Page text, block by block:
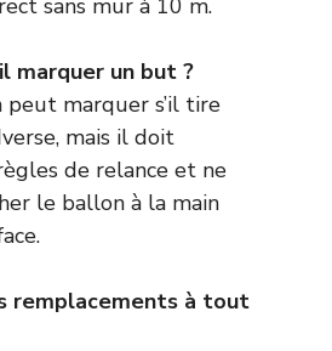
sans mur à 10 m.
marquer un but ?
peut marquer s’il tire
mais il doit
de relance et ne
le ballon à la main
remplacements à tout